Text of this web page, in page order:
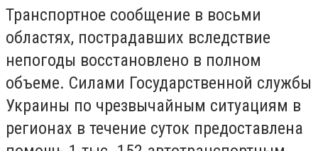
Транспортное сообщение в восьми
областях, пострадавших вследствие
непогоды восстановлено в полном
объеме. Силами Государственной службы
Украины по чрезвычайным ситуациям в
регионах в течение суток предоставлена